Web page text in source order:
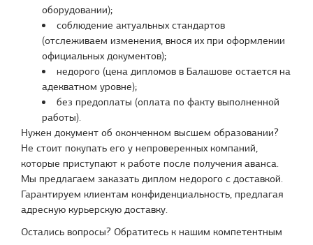
оборудовании);
соблюдение актуальных стандартов
(отслеживаем изменения, внося их при оформлении
официальных документов);
недорого (цена дипломов в Балашове остается на
адекватном уровне);
без предоплаты (оплата по факту выполненной
работы).
Нужен документ об оконченном высшем образовании?
Не стоит покупать его у непроверенных компаний,
которые приступают к работе после получения аванса.
Мы предлагаем заказать диплом недорого с доставкой.
Гарантируем клиентам конфиденциальность, предлагая
адресную курьерскую доставку.
Остались вопросы? Обратитесь к нашим компетентным